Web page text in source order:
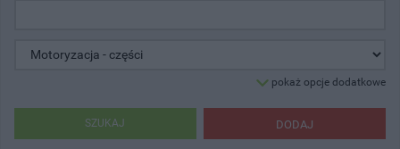
pokaż opcje dodatkowe
DODAJ
SZUKAJ